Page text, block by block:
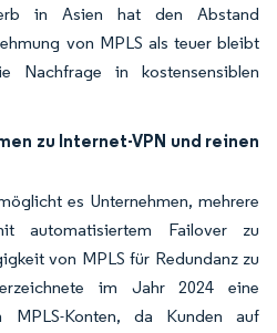
in Asien hat den Abstand
von MPLS als teuer bleibt
Nachfrage in kostensensiblen
zu Internet-VPN und reinen
es Unternehmen, mehrere
automatisiertem Failover zu
von MPLS für Redundanz zu
im Jahr 2024 eine
MPLS-Konten, da Kunden auf